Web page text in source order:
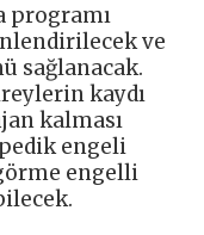
programı
ve
sağlanacak.
kaydı
kalması
engeli
engelli